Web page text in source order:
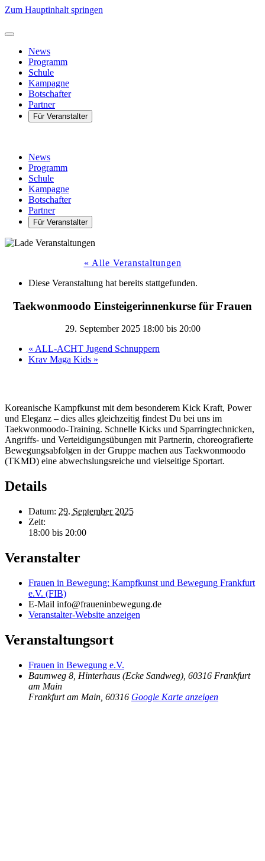
Zum Hauptinhalt springen
News
Programm
Schule
Kampagne
Botschafter
Partner
Für Veranstalter
News
Programm
Schule
Kampagne
Botschafter
Partner
Für Veranstalter
« Alle Veranstaltungen
Diese Veranstaltung hat bereits stattgefunden.
Taekwonmoodo Einsteigerinnenkurse für Frauen
29. September 2025 18:00bis 20:00
« ALL-ACHT Jugend Schnuppern
Krav Maga Kids »
Koreanische Kampfkunst mit dem besonderem Kick Kraft, Power
und Eleganz – dies alles gleichzeitig findest Du bei uns im
Taekwonmoodo-Training. Schnelle Kicks und Sparringtechnicken,
Angriffs- und Verteidigungsübungen mit Partnerin, choreografierte
Bewegungsabfolgen in der Gruppe machen aus Taekwonmoodo
(TKMD) eine abwechslungsreiche und vielseitige Sportart.
Details
Datum: 29. September 2025
Zeit:
18:00 bis 20:00
Veranstalter
Frauen in Bewegung; Kampfkunst und Bewegung Frankfurt
e.V. (FIB)
E-Mail info@fraueninbewegung.de
Veranstalter-Website anzeigen
Veranstaltungsort
Frauen in Bewegung e.V.
Baumweg 8, Hinterhaus (Ecke Sandweg), 60316 Frankfurt
am Main
Frankfurt am Main 60316 Google Karte anzeigen